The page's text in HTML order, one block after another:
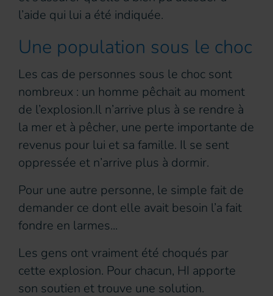
l’aide qui lui a été indiquée.
Une population sous le choc
Les cas de personnes sous le choc sont
nombreux : un homme pêchait au moment
de l’explosion.Il n’arrive plus à se rendre à
la mer et à pêcher, une perte importante de
revenus pour lui et sa famille. Il se sent
oppressée et n’arrive plus à dormir.
Pour une autre personne, le simple fait de
demander ce dont elle avait besoin l’a fait
fondre en larmes...
Les gens ont vraiment été choqués par
cette explosion. Pour chacun, HI apporte
son soutien et trouve une solution.